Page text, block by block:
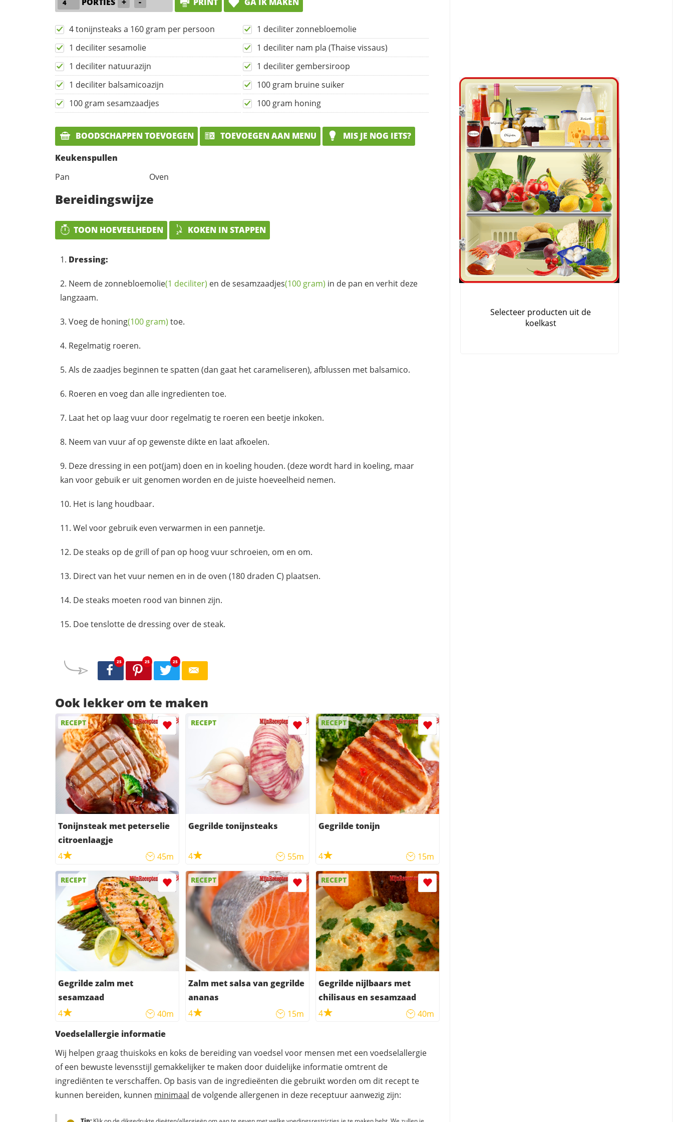
4 tonijnsteaks a 160 gram per persoon
1 deciliter zonnebloemolie
1 deciliter sesamolie
1 deciliter nam pla (Thaise vissaus)
1 deciliter natuurazijn
1 deciliter gembersiroop
1 deciliter balsamicoazijn
100 gram bruine suiker
100 gram sesamzaadjes
100 gram honing
BOODSCHAPPEN TOEVOEGEN TOEVOEGEN AAN MENU
MIS JE NOG IETS?
Keukenspullen
Pan
Oven
Bereidingswijze
TOON HOEVEELHEDEN KOKEN IN STAPPEN
Dressing:
Neem dezonnebloemolie(1 deciliter) en desesamzaadjes(100 gram) in de pan en verhit deze
langzaam.
Voeg de honing(100 gram) toe.
Regelmatig roeren.
Als de zaadjes beginnen te spatten (dan gaat het carameliseren), afblussen met balsamico.
Roeren en voeg dan alle ingredienten toe.
Laat het op laag vuur door regelmatig te roeren een beetje inkoken.
Neem van vuur af op gewenste dikte en laat afkoelen.
Deze dressing in een pot(jam) doen en in koeling houden. (deze wordt hard in koeling, maar
kan voor gebuik er uit genomen worden en de juiste hoeveelheid nemen.
Het is lang houdbaar.
Wel voor gebruik even verwarmen in een pannetje.
De steaks op de grill of pan op hoog vuur schroeien, om en om.
Direct van het vuur nemen en in de oven (180 draden C) plaatsen.
De steaks moeten rood van binnen zijn.
Doe tenslotte de dressing over de steak.
25 25 25
Ook lekker om te maken
RECEPT
Tonijnsteak met peterselie
citroenlaagje
4
45m
RECEPT
Gegrilde tonijnsteaks
4 55m
RECEPT
Gegrilde tonijn
4 15m
RECEPT
Gegrilde zalm met
sesamzaad
4
40m
RECEPT
Zalm met salsa van gegrilde
ananas
4
15m
RECEPT
Gegrilde nijlbaars met
chilisaus en sesamzaad
4
40m
Voedselallergie informatie
Wij helpen graag thuiskoks en koks de bereiding van voedsel voor mensen met een voedselallergie
of een bewuste levensstijl gemakkelijker te maken door duidelijke informatie omtrent de
ingrediënten te verschaffen. Op basis van de ingredieënten die gebruikt worden om dit recept te
kunnen bereiden, kunnen minimaal de volgende allergenen in deze receptuur aanwezig zijn: